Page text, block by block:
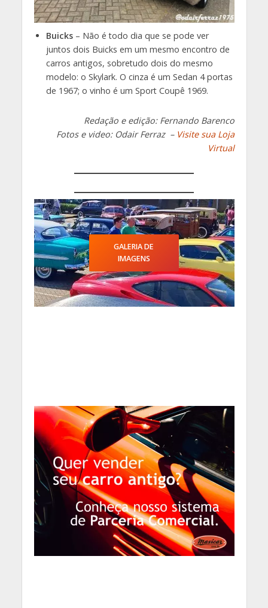
Buicks– Não é todo dia que se pode ver
juntos dois Buicks em um mesmo encontro de
carros antigos, sobretudo dois do mesmo
modelo: o Skylark. O cinza é um Sedan 4 portas
de 1967; o vinho é um Sport Coupê 1969.
Redação e edição: Fernando Barenco
Fotos e video: Odair Ferraz – Visite sua Loja
Virtual
GALERIA DE
IMAGENS